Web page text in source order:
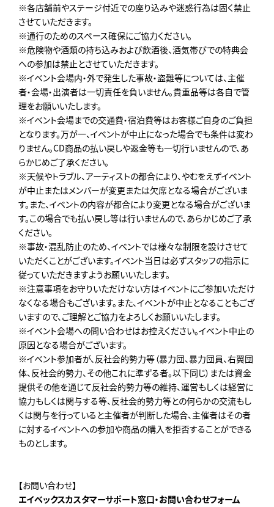
※各店舗前やステージ付近での座り込みや迷惑行為は固く禁止
させていただきます。
※通行のためのスペース確保にご協力ください。
※危険物や酒類の持ち込みおよび飲酒後、酒気帯びでの特典会
への参加は禁止とさせていただきます。
※イベント会場内・外で発生した事故・盗難等については、主催
者・会場・出演者は一切責任を負いません。貴重品等は各自で管
理をお願いいたします。
※イベント会場までの交通費・宿泊費等はお客様ご自身のご負担
となります。万が一、イベントが中止になった場合でも条件は変わ
りません。CD商品の払い戻しや返金等も一切行いませんので、あ
らかじめご了承ください。
※天候やトラブル、アーティストの都合により、やむをえずイベント
が中止またはメンバーが変更または欠席となる場合がございま
す。また、イベントの内容が都合により変更となる場合がございま
す。この場合でも払い戻し等は行いませんので、あらかじめご了承
ください。
※事故・混乱防止のため、イベントでは様々な制限を設けさせて
いただくことがございます。イベント当日は必ずスタッフの指示に
従っていただきますようお願いいたします。
※注意事項をお守りいただけない方はイベントにご参加いただけ
なくなる場合もございます。また、イベントが中止となることもござ
いますので、ご理解とご協力をよろしくお願いいたします。
※イベント会場への問い合わせはお控えください。イベント中止の
原因となる場合がございます。
※イベント参加者が、反社会的勢力等（暴力団、暴力団員、右翼団
体、反社会的勢力、その他これに準ずる者。以下同じ）または資金
提供その他を通じて反社会的勢力等の維持、運営もしくは経営に
協力もしくは関与する等、反社会的勢力等との何らかの交流もし
くは関与を行っていると主催者が判断した場合、主催者はその者
に対するイベントへの参加や商品の購入を拒否することができる
ものとします。
【お問い合わせ】
エイベックスカスタマーサポート窓口・お問い合わせフォーム